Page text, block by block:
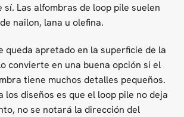
Las alfombras de loop pile suelen
nailon, lana u olefina.
queda apretado en la superficie de la
convierte en una buena opción si el
tiene muchos detalles pequeños.
diseños es que el loop pile no deja
no se notará la dirección del